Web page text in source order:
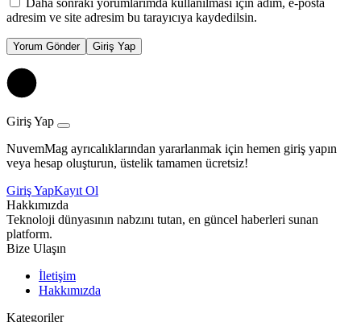
Daha sonraki yorumlarımda kullanılması için adım, e-posta
adresim ve site adresim bu tarayıcıya kaydedilsin.
Yorum Gönder Giriş Yap
Giriş Yap
NuvemMag ayrıcalıklarından yararlanmak için hemen giriş yapın
veya hesap oluşturun, üstelik tamamen ücretsiz!
Giriş YapKayıt Ol
Hakkımızda
Teknoloji dünyasının nabzını tutan, en güncel haberleri sunan
platform.
Bize Ulaşın
İletişim
Hakkımızda
Kategoriler